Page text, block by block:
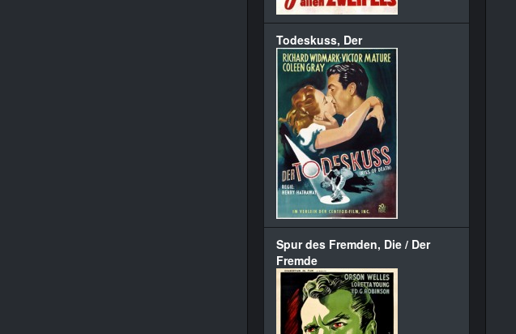
Todeskuss, Der
Spur des Fremden, Die / Der
Fremde